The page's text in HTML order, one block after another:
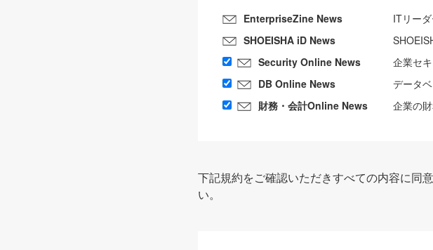
EnterpriseZine News
ITリー
SHOEISHA iD News
Security Online News
企業セ
DB Online News
データ
財務・会計Online News
企業の
下記規約をご確認いただきすべての内容に同
い。